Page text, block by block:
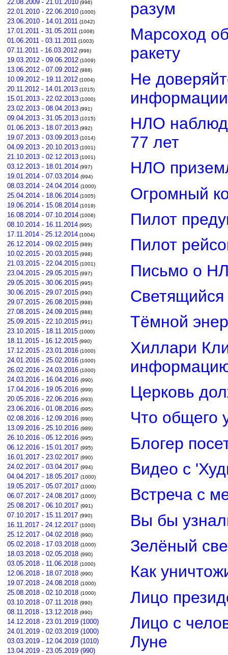
22.08.2009 - 21.01.2010 (996)
22.01.2010 - 22.06.2010 (1000)
23.06.2010 - 14.01.2011 (1042)
17.01.2011 - 31.05.2011 (1008)
01.06.2011 - 03.11.2011 (1003)
07.11.2011 - 16.03.2012 (996)
19.03.2012 - 09.06.2012 (1009)
13.06.2012 - 07.09.2012 (988)
10.09.2012 - 19.11.2012 (1004)
20.11.2012 - 14.01.2013 (1015)
15.01.2013 - 22.02.2013 (1000)
23.02.2013 - 08.04.2013 (991)
09.04.2013 - 31.05.2013 (1015)
01.06.2013 - 18.07.2013 (992)
19.07.2013 - 03.09.2013 (1014)
04.09.2013 - 20.10.2013 (1001)
21.10.2013 - 02.12.2013 (1001)
03.12.2013 - 18.01.2014 (997)
19.01.2014 - 07.03.2014 (994)
08.03.2014 - 24.04.2014 (1000)
25.04.2014 - 18.06.2014 (1005)
19.06.2014 - 15.08.2014 (1019)
16.08.2014 - 07.10.2014 (1006)
08.10.2014 - 16.11.2014 (995)
17.11.2014 - 25.12.2014 (1004)
26.12.2014 - 09.02.2015 (989)
10.02.2015 - 20.03.2015 (998)
21.03.2015 - 22.04.2015 (1001)
23.04.2015 - 29.05.2015 (997)
29.05.2015 - 30.06.2015 (995)
30.06.2015 - 29.07.2015 (990)
29.07.2015 - 26.08.2015 (998)
27.08.2015 - 24.09.2015 (988)
25.09.2015 - 22.10.2015 (991)
23.10.2015 - 18.11.2015 (1000)
18.11.2015 - 16.12.2015 (990)
17.12.2015 - 23.01.2016 (1000)
24.01.2016 - 25.02.2016 (1000)
26.02.2016 - 24.03.2016 (1000)
24.03.2016 - 16.04.2016 (990)
17.04.2016 - 19.05.2016 (999)
20.05.2016 - 22.06.2016 (993)
23.06.2016 - 01.08.2016 (995)
02.08.2016 - 12.09.2016 (990)
13.09.2016 - 25.10.2016 (989)
26.10.2016 - 05.12.2016 (995)
06.12.2016 - 15.01.2017 (995)
16.01.2017 - 23.02.2017 (990)
24.02.2017 - 03.04.2017 (994)
04.04.2017 - 18.05.2017 (1000)
19.05.2017 - 05.07.2017 (1000)
06.07.2017 - 24.08.2017 (1000)
25.08.2017 - 06.10.2017 (991)
07.10.2017 - 15.11.2017 (990)
16.11.2017 - 24.12.2017 (1000)
25.12.2017 - 04.02.2018 (990)
05.02.2018 - 17.03.2018 (1000)
18.03.2018 - 02.05.2018 (990)
03.05.2018 - 11.06.2018 (1000)
12.06.2018 - 18.07.2018 (990)
19.07.2018 - 24.08.2018 (1000)
25.08.2018 - 02.10.2018 (1000)
03.10.2018 - 07.11.2018 (990)
08.11.2018 - 13.12.2018 (990)
14.12.2018 - 23.01.2019 (1000)
24.01.2019 - 02.03.2019 (1000)
03.03.2019 - 12.04.2019 (1010)
13.04.2019 - 23.05.2019 (990)
разум
Марсоход
ракету
Не
информации
НЛО
77 лет
НЛО
Огромный
Пилот
Пилот
Письмо о
Светящийся
Тёмной
Хиллари
Церковь
Что общего
Блогер
Видео с
Встреча с
Вы бы
Зелёный
Как
Лицо
Лицо с
Луне